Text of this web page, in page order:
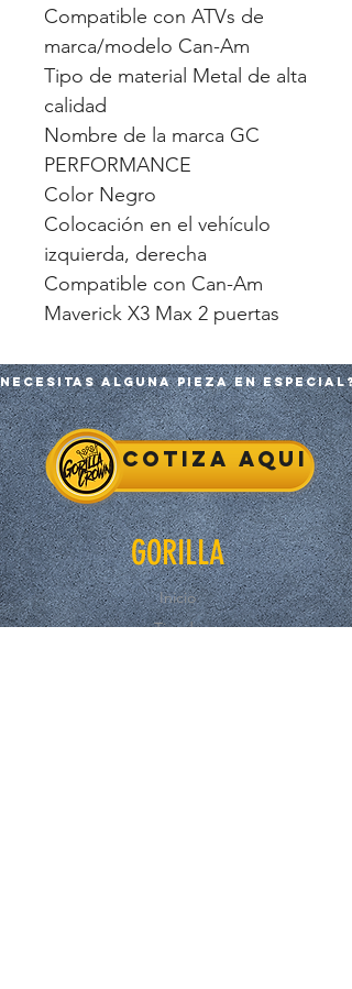
Compatible con ATVs de
marca/modelo Can-Am
Tipo de material Metal de alta
calidad
Nombre de la marca GC
PERFORMANCE
Color Negro
Colocación en el vehículo
izquierda, derecha
Compatible con Can-Am
Maverick X3 Max 2 puertas
Necesitas alguna pieza en especial?
Cotiza aqui
GORILLA
Inicio
Tienda